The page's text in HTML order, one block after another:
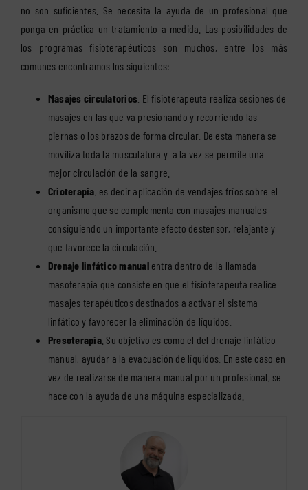
no son suficientes. Se necesita la ayuda de un profesional que
ponga en práctica un tratamiento a medida. Las posibilidades de
los programas fisioterapéuticos son muchos, entre los más
comunes encontramos los siguientes:
Masajes circulatorios . El fisioterapeuta realiza sesiones de
masajes en las que va presionando y recorriendo las
piernas o los brazos de forma circular. De esta manera se
moviliza toda la musculatura y a la vez se permite una
mejor circulación de la sangre.
Crioterapia, es decir aplicación de vendajes fríos sobre el
organismo que se complementa con masajes manuales
consiguiendo un importante efecto destensor, relajante y
que favorece la circulación.
Drenaje linfático manualentra dentro de la llamada
masoterapia que consiste en que el fisioterapeuta realice
masajes terapéuticos destinados a activar el sistema
linfático y favorecer la eliminación de líquidos.
Presoterapia. Su objetivo es como el del drenaje linfático
manual, ayudar a la evacuación de líquidos. En este caso en
vez de realizarse de manera manual por un profesional, se
hace con la ayuda de una máquina especializada.